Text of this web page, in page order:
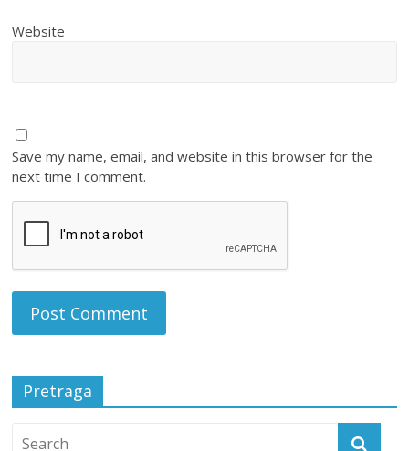
Website
Save my name, email, and website in this browser for the
next time I comment.
Pretraga